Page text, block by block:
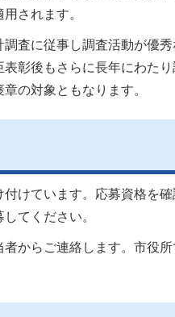
されます。
調査に従事し調査活動が優
彰後もさらに長年にわた
の対象ともなります。
付けています。応募資格を
てください。
者からご連絡します。市役